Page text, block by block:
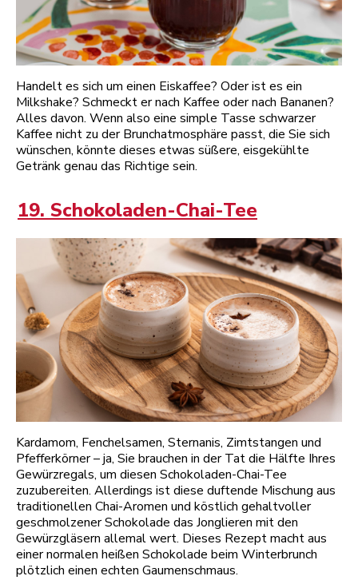
Handelt es sich um einen Eiskaffee? Oder ist es ein
Milkshake? Schmeckt er nach Kaffee oder nach Bananen?
Alles davon. Wenn also eine simple Tasse schwarzer
Kaffee nicht zu der Brunchatmosphäre passt, die Sie sich
wünschen, könnte dieses etwas süßere, eisgekühlte
Getränk genau das Richtige sein.
19. Schokoladen-Chai-Tee
Kardamom, Fenchelsamen, Sternanis, Zimtstangen und
Pfefferkörner – ja, Sie brauchen in der Tat die Hälfte Ihres
Gewürzregals, um diesen Schokoladen-Chai-Tee
zuzubereiten. Allerdings ist diese duftende Mischung aus
traditionellen Chai-Aromen und köstlich gehaltvoller
geschmolzener Schokolade das Jonglieren mit den
Gewürzgläsern allemal wert. Dieses Rezept macht aus
einer normalen heißen Schokolade beim Winterbrunch
plötzlich einen echten Gaumenschmaus.